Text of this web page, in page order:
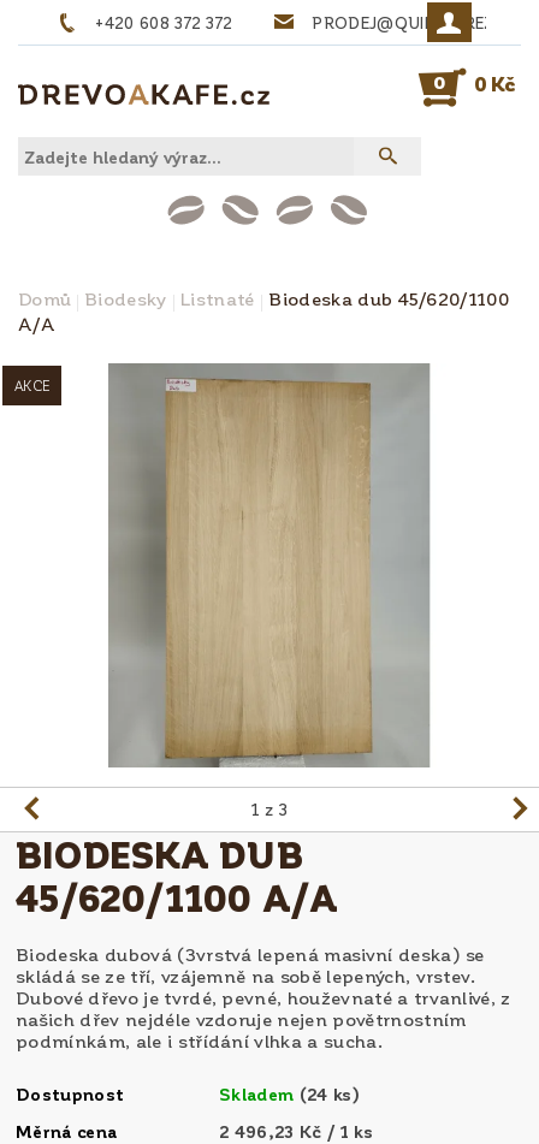
+420 608 372 372 PRODEJ@QUINTA-
0 0 Kč
Domů Biodesky Listnaté
Biodeska dub 45/620/1100
A/A
AKCE
1 z 3
BIODESKA DUB
45/620/1100 A/A
Biodeska dubová (3vrstvá lepená masivní deska) se
skládá se ze tří, vzájemně na sobě lepených, vrstev.
Dubové dřevo je tvrdé, pevné, houževnaté a trvanlivé, z
našich dřev nejdéle vzdoruje nejen povětrnostním
podmínkám, ale i střídání vlhka a sucha.
Dostupnost Skladem (24 ks)
Měrná cena
2 496,23 Kč / 1 ks